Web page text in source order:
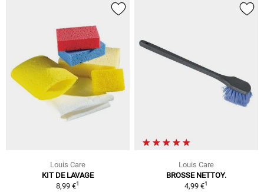
Louis Care
KIT DE LAVAGE
8,99 €1
Louis Care
BROSSE NETTOY.
4,99 €1